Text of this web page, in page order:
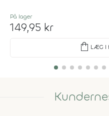
På lager
149,95 kr
shopping_bag LÆG I